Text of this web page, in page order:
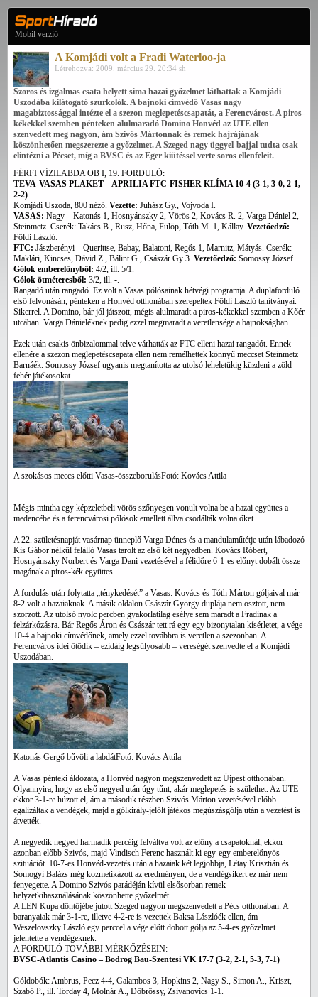
Mobil verzió
A Komjádi volt a Fradi Waterloo-ja
Létrehozva: 2009. március 29. 20:34 sh
Szoros és izgalmas csata helyett sima hazai győzelmet láthattak a Komjádi
Uszodába kilátogató szurkolók. A bajnoki címvédő Vasas nagy
magabiztossággal intézte el a szezon meglepetéscsapatát, a Ferencvárost. A piros-
kékekkel szemben pénteken alulmaradó Domino Honvéd az UTE ellen
szenvedett meg nagyon, ám Szivós Mártonnak és remek hajrájának
köszönhetően megszerezte a győzelmet. A Szeged nagy üggyel-bajjal tudta csak
elintézni a Pécset, míg a BVSC és az Eger kiütéssel verte soros ellenfeleit.
FÉRFI VÍZILABDA OB I, 19. FORDULÓ:
TEVA-VASAS PLAKET – APRILIA FTC-FISHER KLÍMA 10-4 (3-1, 3-0, 2-1,
2-2)
Komjádi Uszoda, 800 néző. Vezette: Juhász Gy., Vojvoda I.
VASAS: Nagy – Katonás 1, Hosnyánszky 2, Vörös 2, Kovács R. 2, Varga Dániel 2,
Steinmetz. Cserék: Takács B., Rusz, Hőna, Fülöp, Tóth M. 1, Kállay. Vezetőedző:
Földi László.
FTC: Jászberényi – Querittse, Babay, Balatoni, Regős 1, Marnitz, Mátyás. Cserék:
Maklári, Kincses, Dávid Z., Bálint G., Császár Gy 3. Vezetőedző: Somossy József.
Gólok emberelőnyből: 4/2, ill. 5/1.
Gólok ötméteresből: 3/2, ill. -.
Rangadó után rangadó. Ez volt a Vasas pólósainak hétvégi programja. A duplaforduló
első felvonásán, pénteken a Honvéd otthonában szerepeltek Földi László tanítványai.
Sikerrel. A Domino, bár jól játszott, mégis alulmaradt a piros-kékekkel szemben a Kőér
utcában. Varga Dánieléknek pedig ezzel megmaradt a veretlensége a bajnokságban.
Ezek után csakis önbizalommal telve várhatták az FTC elleni hazai rangadót. Ennek
ellenére a szezon meglepetéscsapata ellen nem remélhettek könnyű meccset Steinmetz
Barnáék. Somossy József ugyanis megtanította az utolsó leheletükig küzdeni a zöld-
fehér játékosokat.
A szokásos meccs előtti Vasas-összeborulásFotó: Kovács Attila
Mégis mintha egy képzeletbeli vörös szőnyegen vonult volna be a hazai együttes a
medencébe és a ferencvárosi pólósok emellett állva csodálták volna őket…
A 22. születésnapját vasárnap ünneplő Varga Dénes és a mandulaműtétje után lábadozó
Kis Gábor nélkül felálló Vasas tarolt az első két negyedben. Kovács Róbert,
Hosnyánszky Norbert és Varga Dani vezetésével a félidőre 6-1-es előnyt dobált össze
magának a piros-kék együttes.
A fordulás után folytatta „ténykedését” a Vasas: Kovács és Tóth Márton góljaival már
8-2 volt a hazaiaknak. A másik oldalon Császár György duplája nem osztott, nem
szorzott. Az utolsó nyolc percben gyakorlatilag esélye sem maradt a Fradinak a
felzárkózásra. Bár Regős Áron és Császár tett rá egy-egy bizonytalan kísérletet, a vége
10-4 a bajnoki címvédőnek, amely ezzel továbbra is veretlen a szezonban. A
Ferencváros idei ötödik – ezidáig legsúlyosabb – vereségét szenvedte el a Komjádi
Uszodában.
Katonás Gergő bűvöli a labdátFotó: Kovács Attila
A Vasas pénteki áldozata, a Honvéd nagyon megszenvedett az Újpest otthonában.
Olyannyira, hogy az első negyed után úgy tűnt, akár meglepetés is születhet. Az UTE
ekkor 3-1-re húzott el, ám a második részben Szivós Márton vezetésével előbb
egalizáltak a vendégek, majd a gólkirály-jelölt játékos megúszásgólja után a vezetést is
átvették.
A negyedik negyed harmadik percéig felváltva volt az előny a csapatoknál, ekkor
azonban előbb Szivós, majd Vindisch Ferenc használt ki egy-egy emberelőnyös
szituációt. 10-7-es Honvéd-vezetés után a hazaiak két legjobbja, Létay Krisztián és
Somogyi Balázs még kozmetikázott az eredményen, de a vendégsikert ez már nem
fenyegette. A Domino Szivós parádéján kívül elsősorban remek
helyzetkihasználásának köszönhette győzelmét.
A LEN Kupa döntőjébe jutott Szeged nagyon megszenvedett a Pécs otthonában. A
baranyaiak már 3-1-re, illetve 4-2-re is vezettek Baksa Lászlóék ellen, ám
Weszelovszky László egy perccel a vége előtt dobott gólja az 5-4-es győzelmet
jelentette a vendégeknek.
A FORDULÓ TOVÁBBI MÉRKŐZÉSEIN:
BVSC-Atlantis Casino – Bodrog Bau-Szentesi VK 17-7 (3-2, 2-1, 5-3, 7-1)
Góldobók: Ambrus, Pecz 4-4, Galambos 3, Hopkins 2, Nagy S., Simon A., Kriszt,
Szabó P., ill. Torday 4, Molnár A., Döbrössy, Zsivanovics 1-1.